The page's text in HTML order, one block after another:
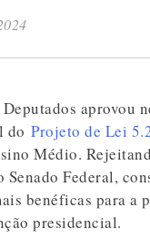
aprovou
doProjeto de Lei
Médio.
Senado Federal,
benéficas para a
presidencial.